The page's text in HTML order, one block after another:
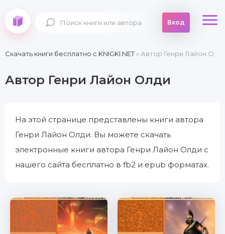
Вход
Скачать книги бесплатно c KNIGKI.NET» Автор Генри Лайон Олди
Автор Генри Лайон Олди
На этой странице представлены книги автора
Генри Лайон Олди. Вы можете скачать
электронные книги автора Генри Лайон Олди с
нашего сайта бесплатно в fb2 и epub форматах.